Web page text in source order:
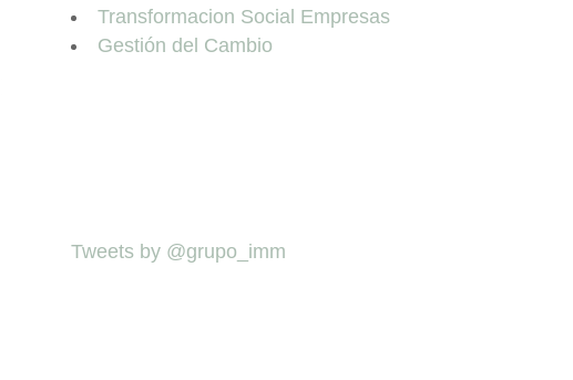
Transformacion Social Empresas
Gestión del Cambio
Tweets by @grupo_imm